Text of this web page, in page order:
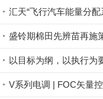
盛铃期棉田先辨苗再施